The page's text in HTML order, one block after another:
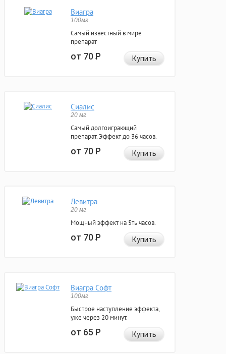
Виагра
100мг
Самый известный в мире
препарат
от 70Р Купить
Сиалис
20 мг
Самый долгоиграющий
препарат. Эффект до 36 часов.
от 70Р Купить
Левитра
20 мг
Мощный эффект на 5ть часов.
от 70Р Купить
Виагра Софт
100мг
Быстрое наступление эффекта,
уже через 20 минут.
от 65Р Купить